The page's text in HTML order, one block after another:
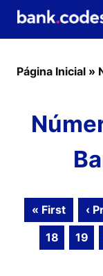
Página Inicial »
« First ‹
18
19